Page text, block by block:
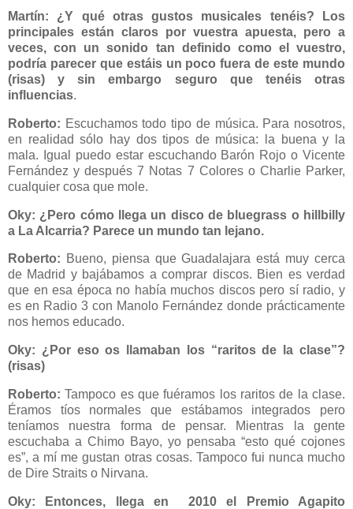
Martín:
¿Y qué otras gustos musicales tenéis? Los
principales están claros por vuestra apuesta, pero a
veces, con un sonido tan definido como el vuestro,
podría parecer que estáis un poco fuera de este mundo
(risas) y sin embargo seguro que tenéis otras
influencias.
Roberto: Escuchamos todo tipo de música. Para nosotros,
en realidad sólo hay dos tipos de música: la buena y la
mala. Igual puedo estar escuchando Barón Rojo o Vicente
Fernández y después 7 Notas 7 Colores o Charlie Parker,
cualquier cosa que mole.
Oky: ¿Pero cómo llega un disco de bluegrass o hillbilly
a La Alcarria? Parece un mundo tan lejano.
Roberto: Bueno, piensa que Guadalajara está muy cerca
de Madrid y bajábamos a comprar discos. Bien es verdad
que en esa época no había muchos discos pero sí radio, y
es en Radio 3 con Manolo Fernández donde prácticamente
nos hemos educado.
Oky: ¿Por eso os llamaban los “raritos de la clase”?
(risas)
Roberto: Tampoco es que fuéramos los raritos de la clase.
Éramos tíos normales que estábamos integrados pero
teníamos nuestra forma de pensar. Mientras la gente
escuchaba a Chimo Bayo, yo pensaba “esto qué cojones
es”, a mí me gustan otras cosas. Tampoco fui nunca mucho
de Dire Straits o Nirvana.
Oky: Entonces, llega en 2010 el Premio Agapito